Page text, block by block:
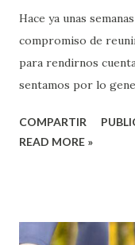
Hace ya unas
compromiso de
para rendirnos
sentamos por lo
tentaciones, nuestras
nuestra lectura
COMPARTIR
READ MORE »